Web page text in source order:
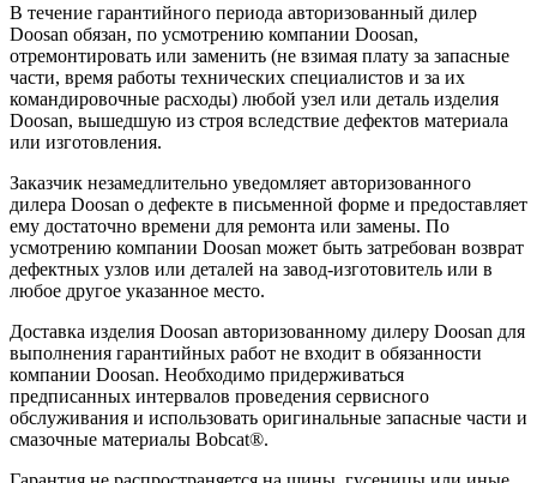
В течение гарантийного периода авторизованный дилер
Doosan обязан, по усмотрению компании Doosan,
отремонтировать или заменить (не взимая плату за запасные
части, время работы технических специалистов и за их
командировочные расходы) любой узел или деталь изделия
Doosan, вышедшую из строя вследствие дефектов материала
или изготовления.
Заказчик незамедлительно уведомляет авторизованного
дилера Doosan о дефекте в письменной форме и предоставляет
ему достаточно времени для ремонта или замены. По
усмотрению компании Doosan может быть затребован возврат
дефектных узлов или деталей на завод-изготовитель или в
любое другое указанное место.
Доставка изделия Doosan авторизованному дилеру Doosan для
выполнения гарантийных работ не входит в обязанности
компании Doosan. Необходимо придерживаться
предписанных интервалов проведения сервисного
обслуживания и использовать оригинальные запасные части и
смазочные материалы Bobcat®.